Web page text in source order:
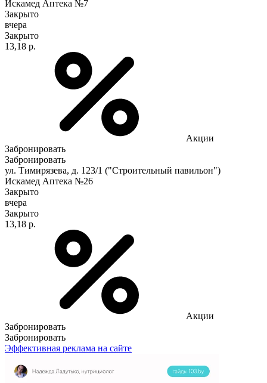
Искамед Аптека №7
Закрыто
вчера
Закрыто
13,18 р.
Акции
Забронировать
Забронировать
ул. Тимирязева, д. 123/1 ("Строительный павильон")
Искамед Аптека №26
Закрыто
вчера
Закрыто
13,18 р.
Акции
Забронировать
Забронировать
Эффективная реклама на сайте